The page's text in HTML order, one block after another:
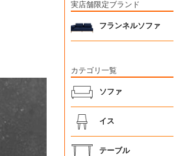
実店舗限定ブランド
フランネルソファ
カテゴリ一覧
ソファ
イス
テーブル